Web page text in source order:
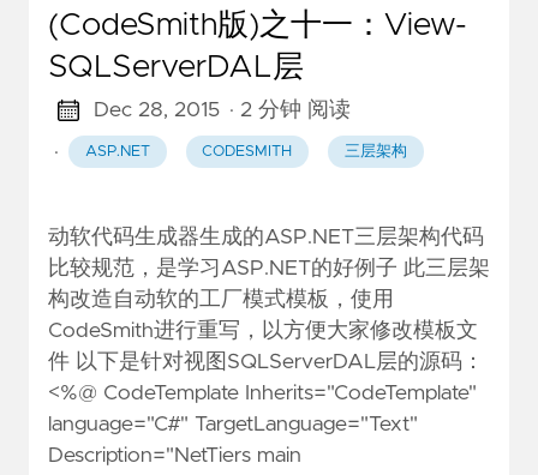
(CodeSmith版)之十一：View-
SQLServerDAL层
Dec 28, 2015 · 2 分钟 阅读
·
ASP.NET CODESMITH 三层架构
动软代码生成器生成的ASP.NET三层架构代码
比较规范，是学习ASP.NET的好例子 此三层架
构改造自动软的工厂模式模板，使用
CodeSmith进行重写，以方便大家修改模板文
件 以下是针对视图SQLServerDAL层的源码：
<%@ CodeTemplate Inherits="CodeTemplate"
language="C#" TargetLanguage="Text"
Description="NetTiers main